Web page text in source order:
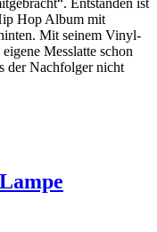
Entstanden ist
Hop Album mit
Mit seinem Vinyl-
eigene Messlatte schon
der Nachfolger nicht